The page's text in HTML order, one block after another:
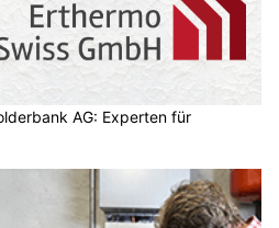
AG: Experten für